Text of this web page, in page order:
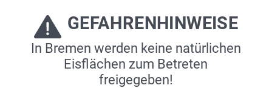
GEFAHRENHINWEISE
In Bremen werden keine natürlichen
Eisflächen zum Betreten
freigegeben!